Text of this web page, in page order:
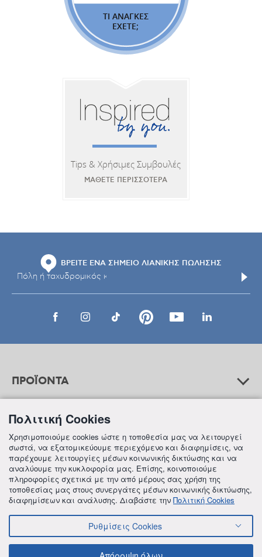
ΤΙ ΑΝΑΓΚΕΣ
ΕΧΕΤΕ;
Tips & Χρήσιμες Συμβουλές
ΜΑΘΕΤΕ ΠΕΡΙΣΣΟΤΕΡΑ
ΒΡΕΙΤΕ ΕΝΑ ΣΗΜΕΙΟ ΛΙΑΝΙΚΗΣ ΠΩΛΗΣΗΣ
ΠΡΟΪΟΝΤΑ
ΒΟΗΘΕΙΑ
ΠΛΗΡΟΦΟΡΙΕΣ
© 2018 FREZYDERM A.B.Ε.E. ALL RIGHTS RESERVED
Πολιτική Cookies
Χρησιμοποιούμε cookies ώστε η τοποθεσία μας να λειτουργεί
σωστά, να εξατομικεύουμε περιεχόμενο και διαφημίσεις, να
παρέχουμε λειτουργίες μέσων κοινωνικής δικτύωσης και να
αναλύουμε την κυκλοφορία μας. Επίσης, κοινοποιούμε
πληροφορίες σχετικά με την από μέρους σας χρήση της
τοποθεσίας μας στους συνεργάτες μέσων κοινωνικής δικτύωσης,
διαφημίσεων και ανάλυσης. Διαβάστε την Πολιτική Cookies
Ρυθμίσεις Cookies